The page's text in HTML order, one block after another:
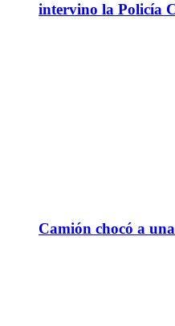
intervino la Policía
Camión chocó a